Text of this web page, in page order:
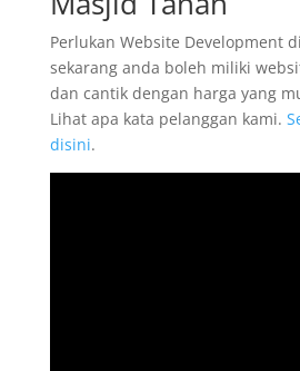
Perlukan Website Development
sekarang anda boleh miliki
dan cantik dengan harga yang
Lihat apa kata pelanggan kami.
disini.